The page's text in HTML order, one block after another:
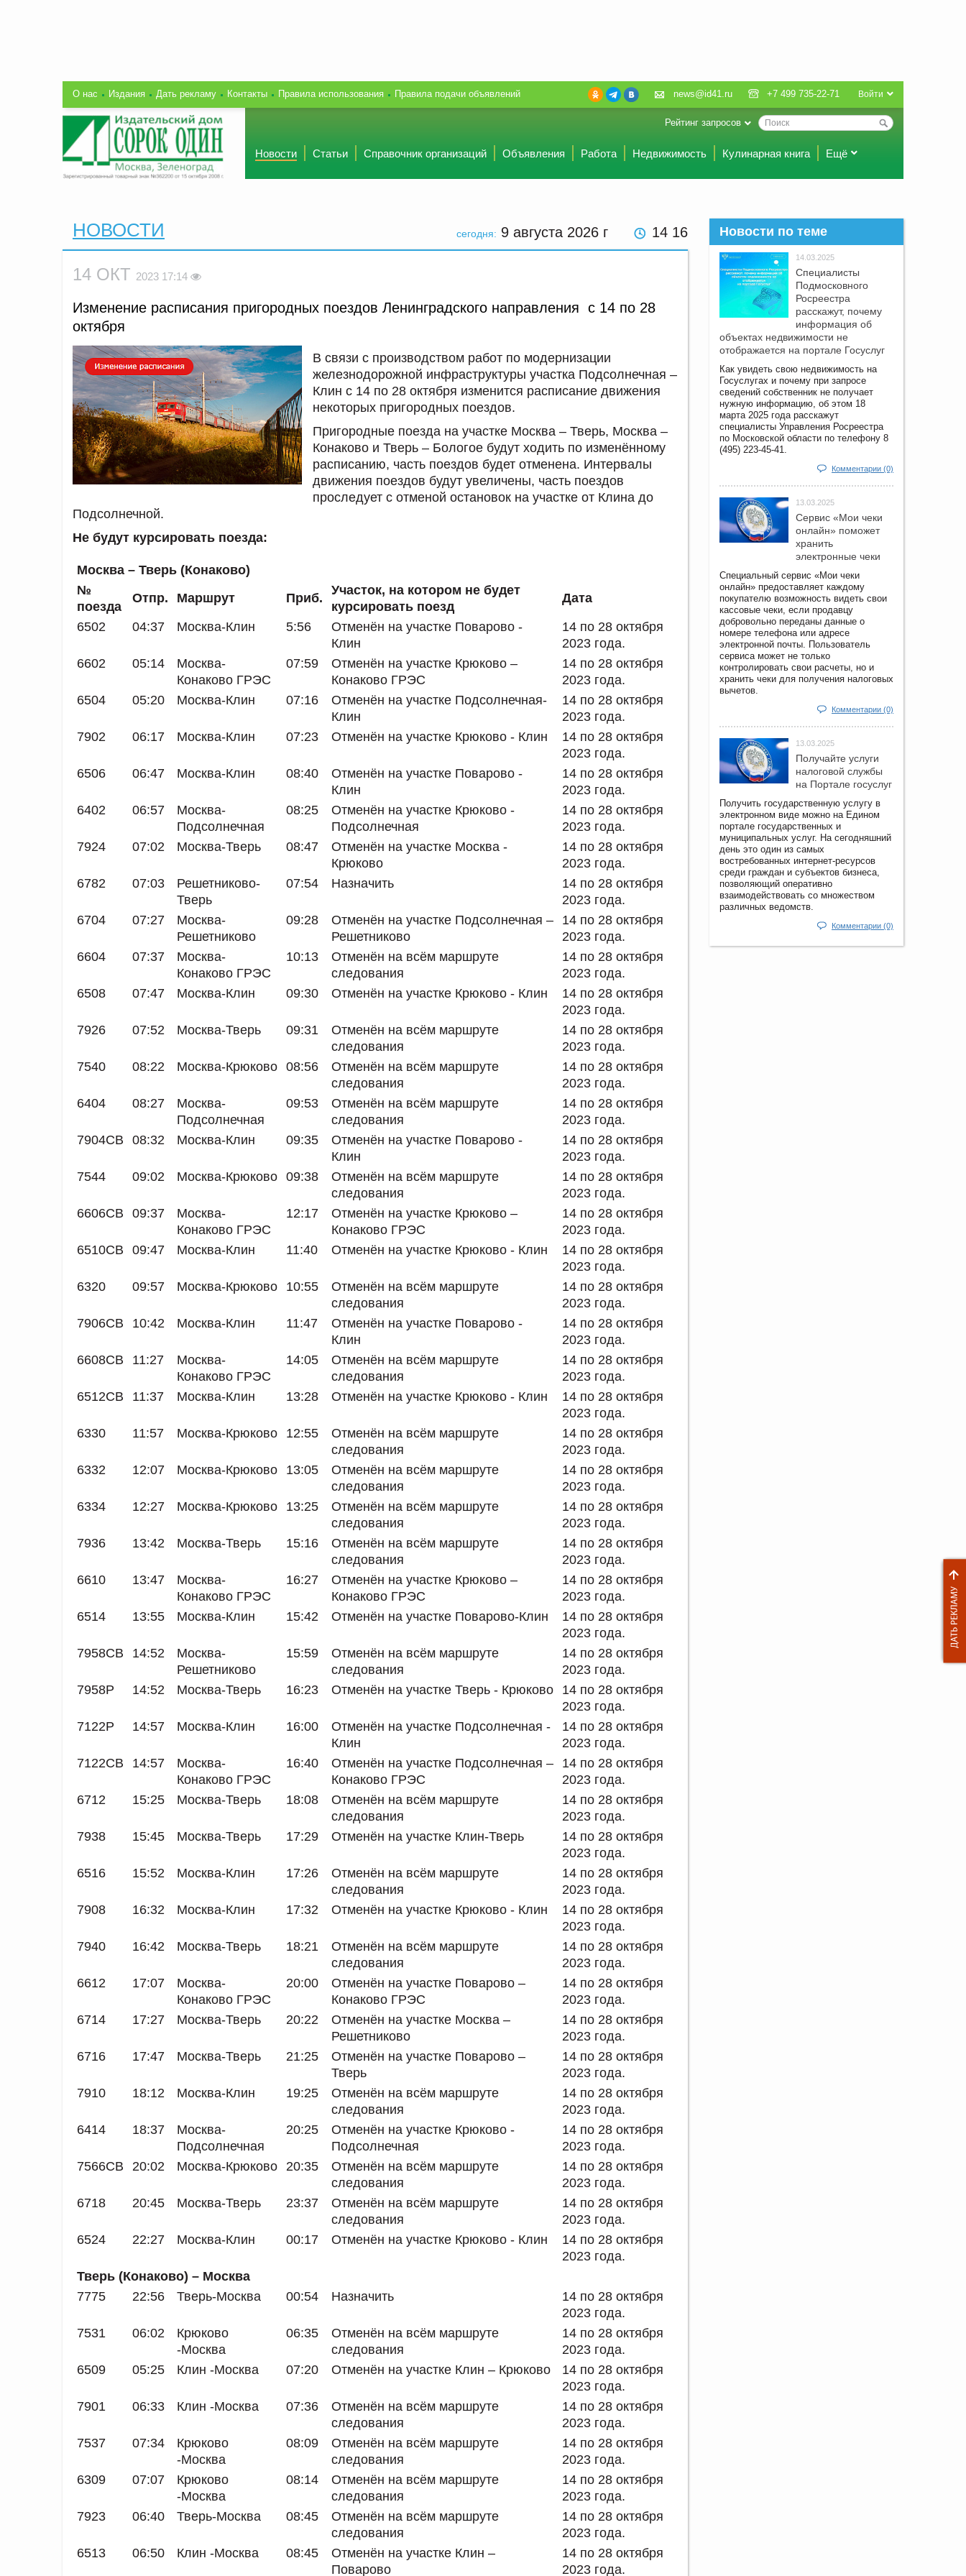
О нас Издания Дать рекламу Контакты Правила использования Правила подачи объявлений Войти
news@id41.ru +7 499 735-22-71
Рейтинг запросов
Новости Статьи Справочник организаций Объявления Работа Недвижимость Кулинарная книга Ещё
сегодня: 9 августа 2026 г 14:16
НОВОСТИ
14 ОКТ 2023 17:14
Изменение расписания пригородных поездов Ленинградского направления c 14 по 28
октября
В связи с производством работ по модернизации
железнодорожной инфраструктуры участка Подсолнечная –
Клин с 14 по 28 октября изменится расписание движения
некоторых пригородных поездов.
Пригородные поезда на участке Москва – Тверь, Москва –
Конаково и Тверь – Бологое будут ходить по изменённому
расписанию, часть поездов будет отменена. Интервалы
движения поездов будут увеличены, часть поездов
проследует с отменой остановок на участке от Клина до
Подсолнечной.
Не будут курсировать поезда:
Москва – Тверь (Конаково)
№
поезда
Отпр. Маршрут Приб.
Участок, на котором не будет
курсировать поезд
Дата
6502
04:37 Москва-Клин 5:56
Отменён на участке Поварово -
Клин
14 по 28 октября
2023 года.
6602
05:14
Москва-
Конаково ГРЭС
07:59
Отменён на участке Крюково –
Конаково ГРЭС
14 по 28 октября
2023 года.
6504
05:20 Москва-Клин 07:16
Отменён на участке Подсолнечная-
Клин
14 по 28 октября
2023 года.
7902
06:17 Москва-Клин 07:23 Отменён на участке Крюково - Клин
14 по 28 октября
2023 года.
6506
06:47 Москва-Клин 08:40
Отменён на участке Поварово -
Клин
14 по 28 октября
2023 года.
6402
06:57
Москва-
Подсолнечная
08:25
Отменён на участке Крюково -
Подсолнечная
14 по 28 октября
2023 года.
7924
07:02 Москва-Тверь 08:47
Отменён на участке Москва -
Крюково
14 по 28 октября
2023 года.
6782
07:03
Решетниково-
Тверь
07:54 Назначить
14 по 28 октября
2023 года.
6704
07:27
Москва-
Решетниково
09:28
Отменён на участке Подсолнечная –
Решетниково
14 по 28 октября
2023 года.
6604
07:37
Москва-
Конаково ГРЭС
10:13
Отменён на всём маршруте
следования
14 по 28 октября
2023 года.
6508
07:47 Москва-Клин 09:30 Отменён на участке Крюково - Клин
14 по 28 октября
2023 года.
7926
07:52 Москва-Тверь 09:31
Отменён на всём маршруте
следования
14 по 28 октября
2023 года.
7540
08:22 Москва-Крюково 08:56
Отменён на всём маршруте
следования
14 по 28 октября
2023 года.
6404
08:27
Москва-
Подсолнечная
09:53
Отменён на всём маршруте
следования
14 по 28 октября
2023 года.
7904СВ
08:32 Москва-Клин 09:35
Отменён на участке Поварово -
Клин
14 по 28 октября
2023 года.
7544
09:02 Москва-Крюково 09:38
Отменён на всём маршруте
следования
14 по 28 октября
2023 года.
6606СВ
09:37
Москва-
Конаково ГРЭС
12:17
Отменён на участке Крюково –
Конаково ГРЭС
14 по 28 октября
2023 года.
6510СВ
09:47 Москва-Клин 11:40 Отменён на участке Крюково - Клин
14 по 28 октября
2023 года.
6320
09:57 Москва-Крюково 10:55
Отменён на всём маршруте
следования
14 по 28 октября
2023 года.
7906СВ
10:42 Москва-Клин 11:47
Отменён на участке Поварово -
Клин
14 по 28 октября
2023 года.
6608СВ
11:27
Москва-
Конаково ГРЭС
14:05
Отменён на всём маршруте
следования
14 по 28 октября
2023 года.
6512СВ
11:37 Москва-Клин 13:28 Отменён на участке Крюково - Клин
14 по 28 октября
2023 года.
6330
11:57 Москва-Крюково 12:55
Отменён на всём маршруте
следования
14 по 28 октября
2023 года.
6332
12:07 Москва-Крюково 13:05
Отменён на всём маршруте
следования
14 по 28 октября
2023 года.
6334
12:27 Москва-Крюково 13:25
Отменён на всём маршруте
следования
14 по 28 октября
2023 года.
7936
13:42 Москва-Тверь 15:16
Отменён на всём маршруте
следования
14 по 28 октября
2023 года.
6610
13:47
Москва-
Конаково ГРЭС
16:27
Отменён на участке Крюково –
Конаково ГРЭС
14 по 28 октября
2023 года.
6514
13:55 Москва-Клин 15:42 Отменён на участке Поварово-Клин
14 по 28 октября
2023 года.
7958СВ
14:52
Москва-
Решетниково
15:59
Отменён на всём маршруте
следования
14 по 28 октября
2023 года.
7958Р
14:52 Москва-Тверь 16:23 Отменён на участке Тверь - Крюково
14 по 28 октября
2023 года.
7122Р
14:57 Москва-Клин 16:00
Отменён на участке Подсолнечная -
Клин
14 по 28 октября
2023 года.
7122СВ
14:57
Москва-
Конаково ГРЭС
16:40
Отменён на участке Подсолнечная –
Конаково ГРЭС
14 по 28 октября
2023 года.
6712
15:25 Москва-Тверь 18:08
Отменён на всём маршруте
следования
14 по 28 октября
2023 года.
7938
15:45 Москва-Тверь 17:29 Отменён на участке Клин-Тверь
14 по 28 октября
2023 года.
6516
15:52 Москва-Клин 17:26
Отменён на всём маршруте
следования
14 по 28 октября
2023 года.
7908
16:32 Москва-Клин 17:32 Отменён на участке Крюково - Клин
14 по 28 октября
2023 года.
7940
16:42 Москва-Тверь 18:21
Отменён на всём маршруте
следования
14 по 28 октября
2023 года.
6612
17:07
Москва-
Конаково ГРЭС
20:00
Отменён на участке Поварово –
Конаково ГРЭС
14 по 28 октября
2023 года.
6714
17:27 Москва-Тверь 20:22
Отменён на участке Москва –
Решетниково
14 по 28 октября
2023 года.
6716
17:47 Москва-Тверь 21:25
Отменён на участке Поварово –
Тверь
14 по 28 октября
2023 года.
7910
18:12 Москва-Клин 19:25
Отменён на всём маршруте
следования
14 по 28 октября
2023 года.
6414
18:37
Москва-
Подсолнечная
20:25
Отменён на участке Крюково -
Подсолнечная
14 по 28 октября
2023 года.
7566СВ
20:02 Москва-Крюково 20:35
Отменён на всём маршруте
следования
14 по 28 октября
2023 года.
6718
20:45 Москва-Тверь 23:37
Отменён на всём маршруте
следования
14 по 28 октября
2023 года.
6524
22:27 Москва-Клин 00:17 Отменён на участке Крюково - Клин
14 по 28 октября
2023 года.
Тверь (Конаково) – Москва
7775
22:56 Тверь-Москва 00:54 Назначить
14 по 28 октября
2023 года.
7531
06:02
Крюково
-Москва
06:35
Отменён на всём маршруте
следования
14 по 28 октября
2023 года.
6509
05:25 Клин -Москва 07:20 Отменён на участке Клин – Крюково
14 по 28 октября
2023 года.
7901
06:33 Клин -Москва 07:36
Отменён на всём маршруте
следования
14 по 28 октября
2023 года.
7537
07:34
Крюково
-Москва
08:09
Отменён на всём маршруте
следования
14 по 28 октября
2023 года.
6309
07:07
Крюково
-Москва
08:14
Отменён на всём маршруте
следования
14 по 28 октября
2023 года.
7923
06:40 Тверь-Москва 08:45
Отменён на всём маршруте
следования
14 по 28 октября
2023 года.
6513
06:50 Клин -Москва 08:45
Отменён на участке Клин –
Поварово
14 по 28 октября
2023 года.
Новости по теме
14.03.2025
Специалисты
Подмосковного
Росреестра
расскажут, почему
информация об
объектах недвижимости не
отображается на портале Госуслуг
Как увидеть свою недвижимость на
Госуслугах и почему при запросе
сведений собственник не получает
нужную информацию, об этом 18
марта 2025 года расскажут
специалисты Управления Росреестра
по Московской области по телефону 8
(495) 223-45-41.
Комментарии (0)
13.03.2025
Сервис «Мои чеки
онлайн» поможет
хранить
электронные чеки
Специальный сервис «Мои чеки
онлайн» предоставляет каждому
покупателю возможность видеть свои
кассовые чеки, если продавцу
добровольно переданы данные о
номере телефона или адресе
электронной почты. Пользователь
сервиса может не только
контролировать свои расчеты, но и
хранить чеки для получения налоговых
вычетов.
Комментарии (0)
13.03.2025
Получайте услуги
налоговой службы
на Портале госyслуг
Получить государственную услугу в
электронном виде можно на Едином
портале государственных и
муниципальных услуг. На сегодняшний
день это один из самых
востребованных интернет-ресурсов
среди граждан и субъектов бизнеса,
позволяющий оперативно
взаимодействовать со множеством
различных ведомств.
Комментарии (0)